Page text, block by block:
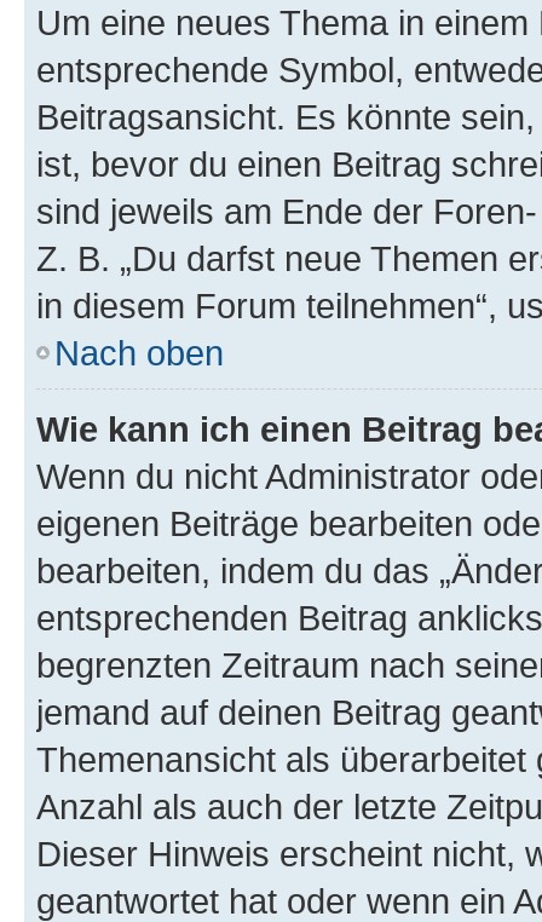
Um eine neues Thema in
entsprechende Symbol,
Beitragsansicht. Es könnte
ist, bevor du einen Beitrag
sind jeweils am Ende der
Z. B. „Du darfst neue Themen
in diesem Forum teilnehmen“,
Nach oben
Wie kann ich einen Beitrag
Wenn du nicht Administrator
eigenen Beiträge bearbeiten
bearbeiten, indem du das
entsprechenden Beitrag
begrenzten Zeitraum nach
jemand auf deinen Beitrag
Themenansicht als
Anzahl als auch der letzte
Dieser Hinweis erscheint nicht,
geantwortet hat oder wenn ein